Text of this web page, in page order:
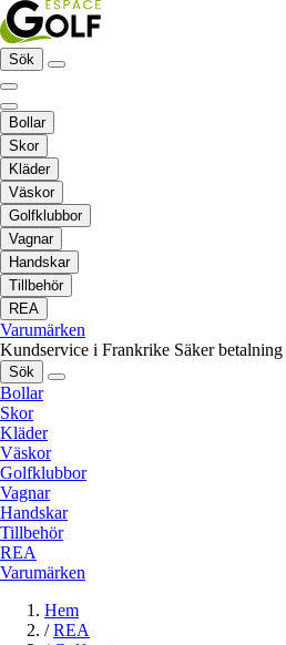
Sök
Bollar
Skor
Kläder
Väskor
Golfklubbor
Vagnar
Handskar
Tillbehör
REA
Varumärken
Kundservice i Frankrike Säker betalning
Sök
Bollar
Skor
Kläder
Väskor
Golfklubbor
Vagnar
Handskar
Tillbehör
REA
Varumärken
Hem
/ REA